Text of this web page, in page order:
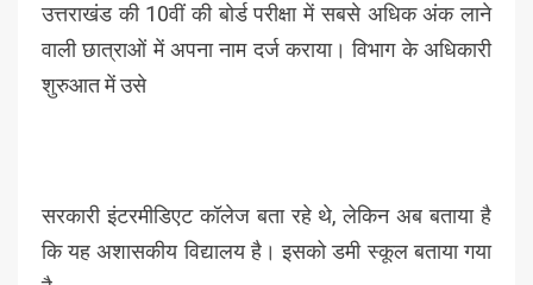
उत्तराखंड की 10वीं की बोर्ड परीक्षा में सबसे अधिक अंक लाने
वाली छात्राओं में अपना नाम दर्ज कराया। विभाग के अधिकारी
शुरुआत में उसे
सरकारी इंटरमीडिएट कॉलेज बता रहे थे, लेकिन अब बताया है
कि यह अशासकीय विद्यालय है। इसको डमी स्कूल बताया गया